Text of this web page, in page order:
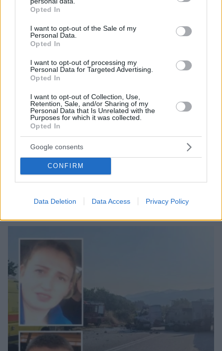
grant or deny consent to Google and its third-party tags to
use your data for below specified purposes in below Google
consent section.
Opted In
I want to opt-out of the Sale of my
Personal Data.
Opted In
I want to opt-out of processing my
Personal Data for Targeted Advertising.
Opted In
I want to opt-out of Collection, Use,
Retention, Sale, and/or Sharing of my
Personal Data that Is Unrelated with the
Purposes for which it was collected.
Opted In
Google consents
CONFIRM
Data Deletion Data Access Privacy Policy
Βίντεο: Μεθυσμένη σκότωσε νύφη λίγες ώρες
κλαίγοντας τον πατέρα της
08.08.2026, 09:25